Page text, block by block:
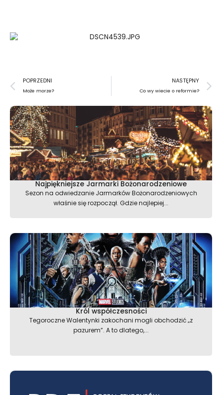
Prev
POPRZEDNI
Może morze?
NASTĘPNY
Co wy wiecie o reformie?
Najpiękniejsze Jarmarki Bożonarodzeniowe
Sezon na odwiedzanie Jarmarków Bożonarodzeniowych
właśnie się rozpoczął. Gdzie najlepiej...
Król współczesności
Tegoroczne Walentynki zakochani mogli obchodzić „z
pazurem”. A to dlatego,...